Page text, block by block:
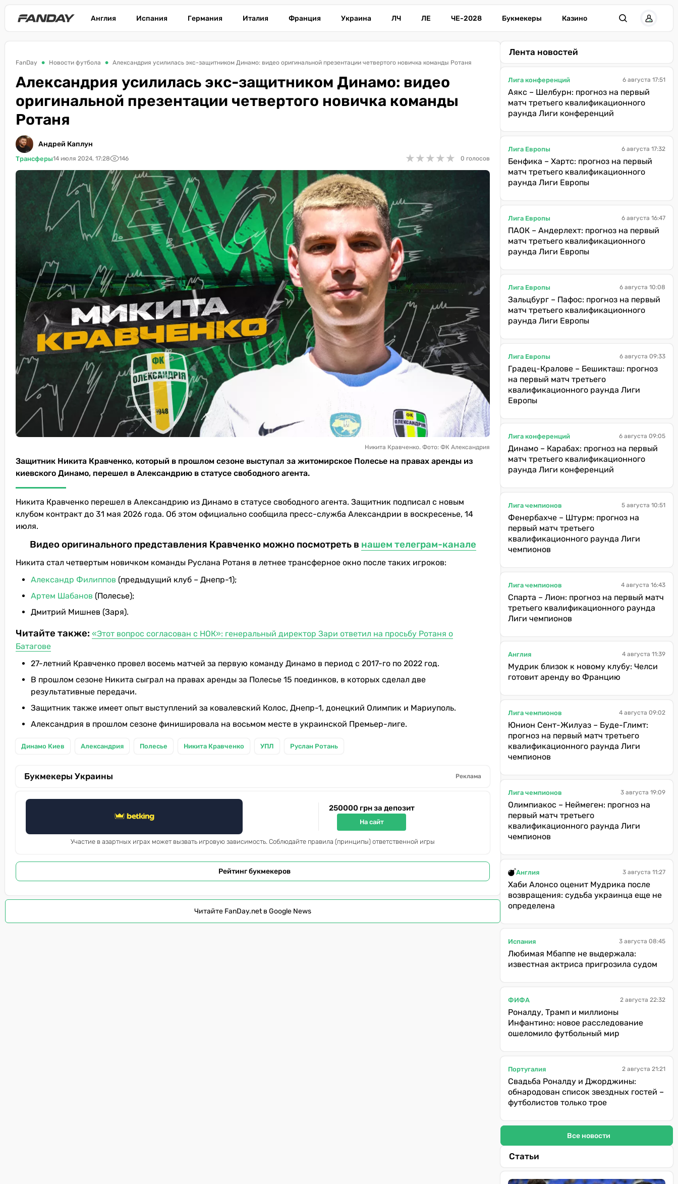
Англия Испания Германия Италия Франция Украина ЛЧ ЛЕ ЧЕ-2028 Букмекеры Казино
FanDay Новости футбола Александрия усилилась экс-защитником Динамо: видео оригинальной презентации четвертого новичка команды Ротаня
Александрия усилилась экс-защитником Динамо: видео
оригинальной презентации четвертого новичка команды
Ротаня
Андрей Каплун
Трансферы14 июля 2024, 17:28 146 ★★★★★
★★★★★ 0 голосов
Никита Кравченко. Фото: ФК Александрия
Защитник Никита Кравченко, который в прошлом сезоне выступал за житомирское Полесье на правах аренды из
киевского Динамо, перешел в Александрию в статусе свободного агента.
Никита Кравченко перешел в Александрию из Динамо в статусе свободного агента. Защитник подписал с новым
клубом контракт до 31 мая 2026 года. Об этом официально сообщила пресс-служба Александрии в воскресенье, 14
июля.
Видео оригинального представления Кравченко можно посмотреть в нашем телеграм-канале
Никита стал четвертым новичком команды Руслана Ротаня в летнее трансферное окно после таких игроков:
Александр Филиппов (предыдущий клуб – Днепр-1);
Артем Шабанов (Полесье);
Дмитрий Мишнев (Заря).
Читайте также: «Этот вопрос согласован с НОК»: генеральный директор Зари ответил на просьбу Ротаня о
Батагове
27-летний Кравченко провел восемь матчей за первую команду Динамо в период с 2017-го по 2022 год.
В прошлом сезоне Никита сыграл на правах аренды за Полесье 15 поединков, в которых сделал две
результативные передачи.
Защитник также имеет опыт выступлений за ковалевский Колос, Днепр-1, донецкий Олимпик и Мариуполь.
Александрия в прошлом сезоне финишировала на восьмом месте в украинской Премьер-лиге.
Динамо Киев Александрия Полесье Никита Кравченко УПЛ Руслан Ротань
Букмекеры Украины Реклама
250000 грн за депозит
На сайт
Участие в азартных играх может вызвать игровую зависимость. Соблюдайте правила (принципы) ответственной игры
Рейтинг букмекеров
Читайте FanDay.net в Google News
Лента новостей
Лига конференций 6 августа 17:51
Аякс – Шелбурн: прогноз на первый
матч третьего квалификационного
раунда Лиги конференций
Лига Европы 6 августа 17:32
Бенфика – Хартс: прогноз на первый
матч третьего квалификационного
раунда Лиги Европы
Лига Европы 6 августа 16:47
ПАОК – Андерлехт: прогноз на первый
матч третьего квалификационного
раунда Лиги Европы
Лига Европы 6 августа 10:08
Зальцбург – Пафос: прогноз на первый
матч третьего квалификационного
раунда Лиги Европы
Лига Европы 6 августа 09:33
Градец-Кралове – Бешикташ: прогноз
на первый матч третьего
квалификационного раунда Лиги
Европы
Лига конференций 6 августа 09:05
Динамо – Карабах: прогноз на первый
матч третьего квалификационного
раунда Лиги конференций
Лига чемпионов 5 августа 10:51
Фенербахче – Штурм: прогноз на
первый матч третьего
квалификационного раунда Лиги
чемпионов
Лига чемпионов 4 августа 16:43
Спарта – Лион: прогноз на первый матч
третьего квалификационного раунда
Лиги чемпионов
Англия 4 августа 11:39
Мудрик близок к новому клубу: Челси
готовит аренду во Францию
Лига чемпионов 4 августа 09:02
Юнион Сент-Жилуаз – Буде-Глимт:
прогноз на первый матч третьего
квалификационного раунда Лиги
чемпионов
Лига чемпионов 3 августа 19:09
Олимпиакос – Неймеген: прогноз на
первый матч третьего
квалификационного раунда Лиги
чемпионов
Англия 3 августа 11:27
Хаби Алонсо оценит Мудрика после
возвращения: судьба украинца еще не
определена
Испания 3 августа 08:45
Любимая Мбаппе не выдержала:
известная актриса пригрозила судом
ФИФА 2 августа 22:32
Роналду, Трамп и миллионы
Инфантино: новое расследование
ошеломило футбольный мир
Португалия 2 августа 21:21
Свадьба Роналду и Джорджины:
обнародован список звездных гостей –
футболистов только трое
Все новости
Статьи